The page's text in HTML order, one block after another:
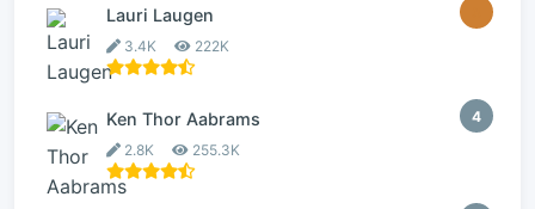
Lauri Laugen
3.4K 222K
4
Ken Thor Aabrams
2.8K 255.3K